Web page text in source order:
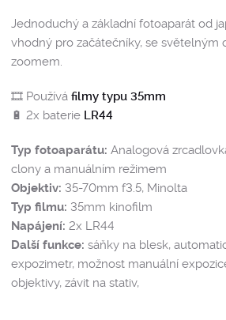
Jednoduchý a základní fotoaparát od
vhodný pro začátečníky, se světelným
zoomem.
🎞️ Používáfilmy typu 35mm
🔋 2x baterie LR44
Typ fotoaparátu: Analogová
clony a manuálním režimem
Objektiv: 35-70mm f3.5, Minolta
Typ filmu: 35mm kinofilm
Napájení: 2x LR44
Další funkce: sáňky na blesk,
expozimetr, možnost manuální
objektivy, závit na stativ,